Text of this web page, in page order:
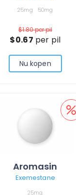
25mg 50mg
$1.80per pil
$0.67 per pil
Nu kopen
Aromasin
Exemestane
25mg